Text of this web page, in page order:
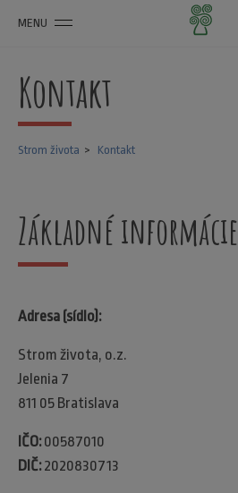
MENU
Kontakt
Strom života Kontakt
Základné informácie
Adresa (sídlo):
Strom života, o.z.
Jelenia 7
811 05 Bratislava
IČO:00587010
DIČ:2020830713